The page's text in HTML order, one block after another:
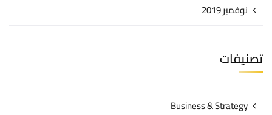
نوفمبر 2019
تصنيفات
Business & Strategy